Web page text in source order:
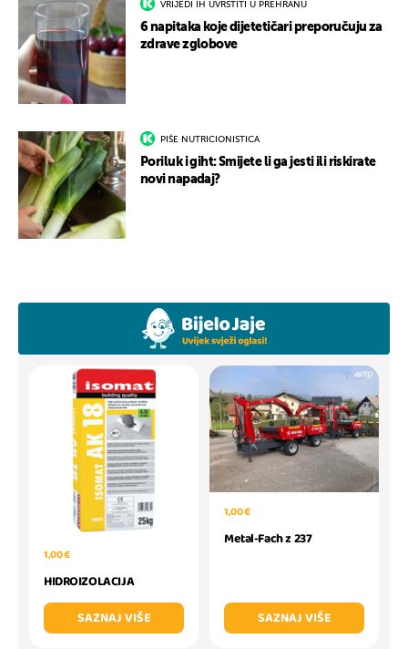
VRIJEDI IH UVRSTITI U PREHRANU
6 napitaka koje dijetetičari preporučuju za
zdrave zglobove
PIŠE NUTRICIONISTICA
Poriluk i giht: Smijete li ga jesti ili riskirate
novi napadaj?
1,00 €
HIDROIZOLACIJA
SAZNAJ VIŠE
1,00 €
Metal-Fach z 237
SAZNAJ VIŠE